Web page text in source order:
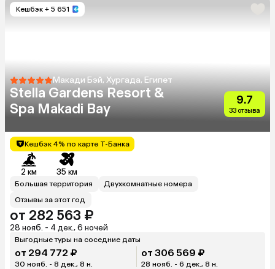
Кешбэк + 5 651
Макади Бэй, Хургада, Египет
Stella Gardens Resort &
Spa Makadi Bay
9.7
33 отзыва
Кешбэк 4% по карте Т-Банка
2 км 35 км
Большая территория
Двухкомнатные номера
Отзывы за этот год
от 282 563 ₽
28 нояб. - 4 дек., 6 ночей
Выгодные туры на соседние даты
от 294 772 ₽
30 нояб. - 8 дек., 8 н.
от 306 569 ₽
28 нояб. - 6 дек., 8 н.